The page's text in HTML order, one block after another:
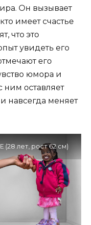
Он вызывает
имеет счастье
что это
увидеть его
его
юмора и
ним оставляет
навсегда меняет
лет, рост 62 см)